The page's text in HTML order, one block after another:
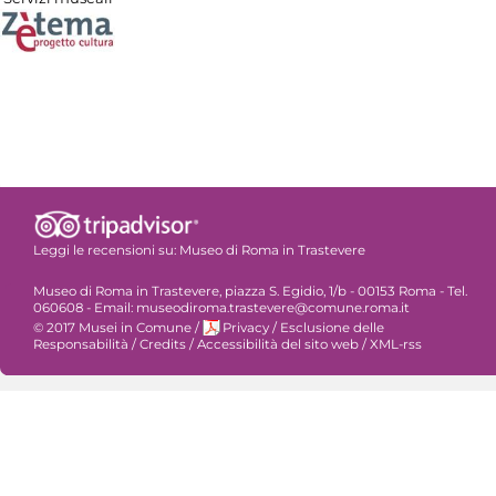
Leggi le recensioni su: Museo di Roma in Trastevere
Museo di Roma in Trastevere, piazza S. Egidio, 1/b - 00153 Roma - Tel.
060608 - Email: museodiroma.trastevere@comune.roma.it
© 2017 Musei in Comune / Privacy / Esclusione delle
Responsabilità / Credits / Accessibilità del sito web / XML-rss